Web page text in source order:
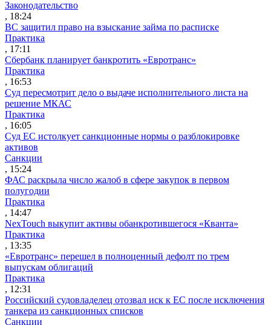
Законодательство
, 18:24
ВС защитил право на взыскание займа по расписке
Практика
, 17:11
Сбербанк планирует банкротить «Евротранс»
Практика
, 16:53
Суд пересмотрит дело о выдаче исполнительного листа на
решение МКАС
Практика
, 16:05
Суд ЕС истолкует санкционные нормы о разблокировке
активов
Санкции
, 15:24
ФАС раскрыла число жалоб в сфере закупок в первом
полугодии
Практика
, 14:47
NexTouch выкупит активы обанкротившегося «Кванта»
Практика
, 13:35
«Евротранс» перешел в полноценный дефолт по трем
выпускам облигаций
Практика
, 12:31
Российский судовладелец отозвал иск к ЕС после исключения
танкера из санкционных списков
Санкции